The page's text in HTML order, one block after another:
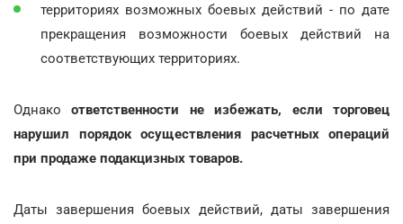
территориях возможных боевых действий - по дате
прекращения возможности боевых действий на
соответствующих территориях.
Однакоответственности не избежать, если торговец
нарушил порядок осуществления расчетных операций
при продаже подакцизных товаров.
Даты завершения боевых действий, даты завершения